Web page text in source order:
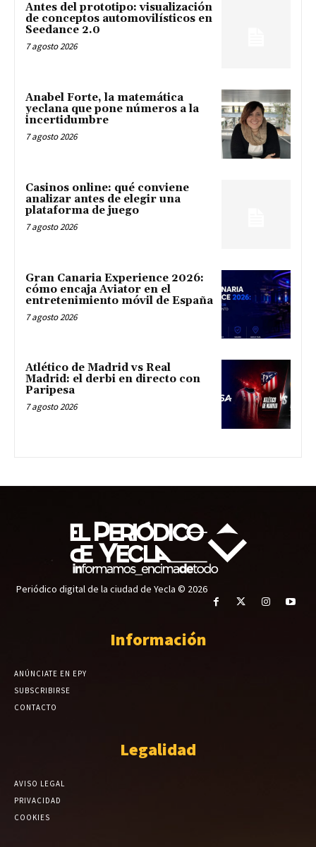
Antes del prototipo: visualización
de conceptos automovilísticos en
Seedance 2.0
7 agosto 2026
Anabel Forte, la matemática
yeclana que pone números a la
incertidumbre
7 agosto 2026
Casinos online: qué conviene
analizar antes de elegir una
plataforma de juego
7 agosto 2026
Gran Canaria Experience 2026:
cómo encaja Aviator en el
entretenimiento móvil de España
7 agosto 2026
Atlético de Madrid vs Real
Madrid: el derbi en directo con
Paripesa
7 agosto 2026
Periódico digital de la ciudad de Yecla © 2026
Información
ANÚNCIATE EN EPY
SUBSCRIBIRSE
CONTACTO
Legalidad
AVISO LEGAL
PRIVACIDAD
COOKIES